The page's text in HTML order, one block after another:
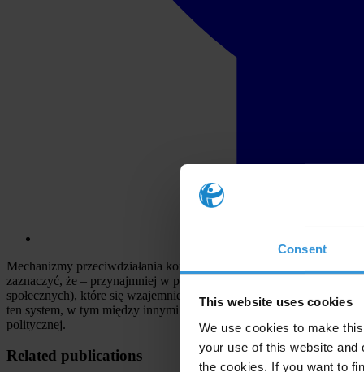
Consent
This website uses cookies
We use cookies to make
your use of this website
the cookies. If you want to
Mechanizmy przeciwdziałania korupcji w danym kraju, w myśl
zaznaczyć, że – przynajmniej w polskich warunkach – jest on
społecznych), które się wzajemnie funkcjonalnie uzupełniają.
ten system, w tym między innymi władzy ustawodawczej, władzy
politycznej.
Related publications